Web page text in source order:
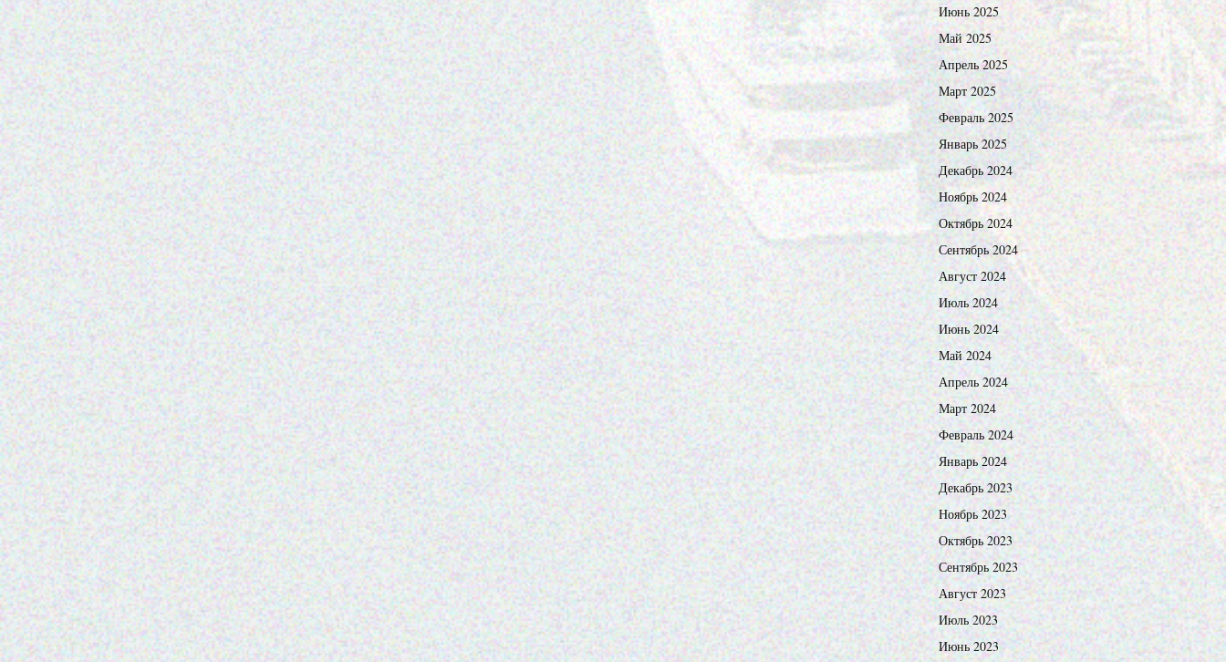
Июнь 2025
Май 2025
Апрель 2025
Март 2025
Февраль 2025
Январь 2025
Декабрь 2024
Ноябрь 2024
Октябрь 2024
Сентябрь 2024
Август 2024
Июль 2024
Июнь 2024
Май 2024
Апрель 2024
Март 2024
Февраль 2024
Январь 2024
Декабрь 2023
Ноябрь 2023
Октябрь 2023
Сентябрь 2023
Август 2023
Июль 2023
Июнь 2023